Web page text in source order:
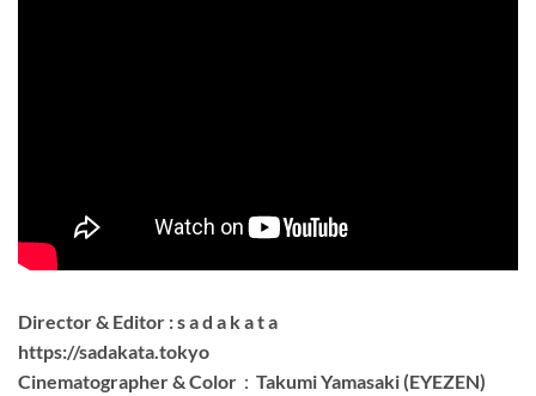
Director & Editor : s a d a k a t a
https://sadakata.tokyo
Cinematographer & Color：Takumi Yamasaki (EYEZEN)